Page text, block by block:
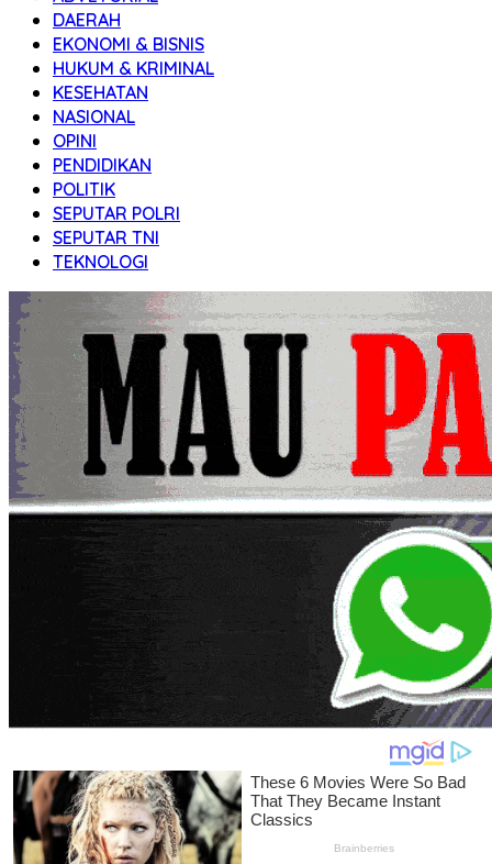
DAERAH
EKONOMI & BISNIS
HUKUM & KRIMINAL
KESEHATAN
NASIONAL
OPINI
PENDIDIKAN
POLITIK
SEPUTAR POLRI
SEPUTAR TNI
TEKNOLOGI